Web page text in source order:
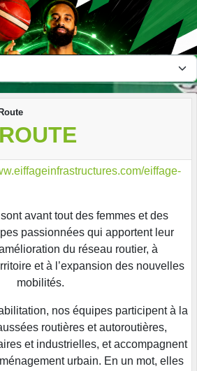
eiffage-
avant tout des femmes et des
passionnées qui apportent leur
du réseau routier, à
et à l’expansion des nouvelles
mobilités.
nos équipes participent à la
routières et autoroutières,
et industrielles, et accompagnent
urbain. En un mot, elles
cookies